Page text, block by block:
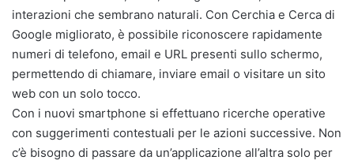
interazioni che sembrano naturali. Con Cerchia e Cerca di
Google migliorato, è possibile riconoscere rapidamente
numeri di telefono, email e URL presenti sullo schermo,
permettendo di chiamare, inviare email o visitare un sito
web con un solo tocco.
Con i nuovi smartphone si effettuano ricerche operative
con suggerimenti contestuali per le azioni successive. Non
c’è bisogno di passare da un’applicazione all’altra solo per